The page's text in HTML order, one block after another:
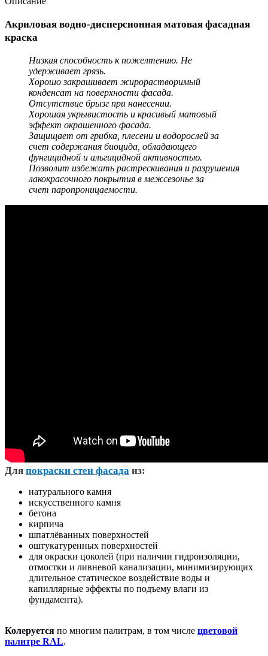
Акриловая водно-дисперсионная матовая фасадная
краска
Низкая способность к пожелтению. Не
удерживает грязь.
Хорошо закрашивает жирорастворимый
конденсат на поверхности фасада.
Отсутствие брызг при нанесении.
Хорошая укрывистость и красивый матовый
эффект окрашенного фасада.
Защищает от грибка, плесени и водорослей за
счет содержания биоцида, обладающего
фунгицидной и альгицидной активностью.
Позволит избежать растрескивания и разрушения
лакокрасочного покрытия в межсезонье за
счет паропроницаемости.
Для покраски стен фасада из:
натурального камня
искусственного камня
бетона
кирпича
шпатлёванных поверхностей
оштукатуренных поверхностей
для окраски цоколей (при наличии гидроизоляции,
отмостки и ливневой канализации, минимизирующих
длительное статическое воздействие воды и
капиллярные эффекты по подъему влаги из
фундамента).
Колеруется по многим палитрам, в том числе цветовой
палитре RAL.